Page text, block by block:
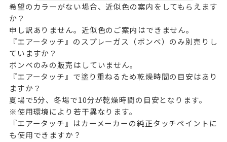
希望のカラーがない場合、近似色の案内をしてもらえます
か？
申し訳ありません。近似色のご案内はできません。
『エアータッチ』のスプレーガス（ボンベ）のみ別売りし
ていますか？
ボンベのみの販売はしていません。
『エアータッチ』で塗り重ねるため乾燥時間の目安はあり
ますか？
夏場で5分、冬場で10分が乾燥時間の目安となります。
※使用環境により若干異なります。
『エアータッチ』はカーメーカーの純正タッチペイントに
も使用できますか？